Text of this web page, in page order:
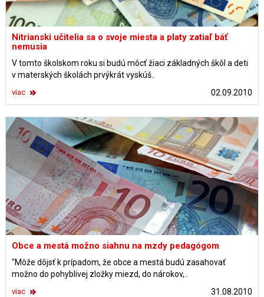
Nitrianski učitelia sa o svoje miesta a platy zatiaľ báť
nemusia
V tomto školskom roku si budú môcť žiaci základných škôl a deti
v materských školách prvýkrát vyskúš..
02.09.2010
viac
Obce a mestá možno siahnu na mzdy pedagógom
"Môže dôjsť k prípadom, že obce a mestá budú zasahovať
možno do pohyblivej zložky miezd, do nárokov,..
31.08.2010
viac